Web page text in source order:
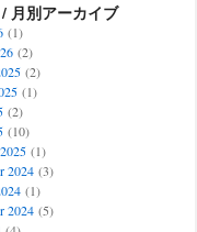
月別アーカイブ
(1)
(2)
(2)
(1)
(2)
(10)
(1)
2024(3)
(1)
2024(5)